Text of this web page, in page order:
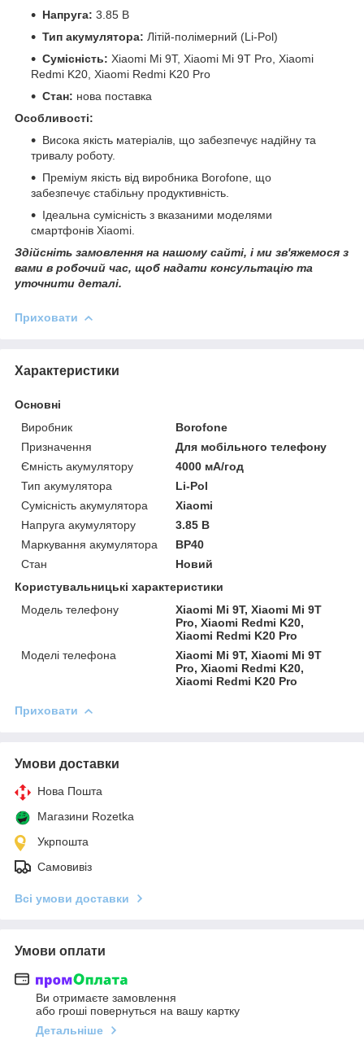
Напруга: 3.85 В
Тип акумулятора: Літій-полімерний (Li-Pol)
Сумісність: Xiaomi Mi 9T, Xiaomi Mi 9T Pro, Xiaomi
Redmi K20, Xiaomi Redmi K20 Pro
Стан: нова поставка
Особливості:
Висока якість матеріалів, що забезпечує надійну та
тривалу роботу.
Преміум якість від виробника Borofone, що
забезпечує стабільну продуктивність.
Ідеальна сумісність з вказаними моделями
смартфонів Xiaomi.
Здійсніть замовлення на нашому сайті, і ми зв'яжемося з
вами в робочий час, щоб надати консультацію та
уточнити деталі.
Приховати
Характеристики
Основні
Виробник
Borofone
Призначення
Для мобільного телефону
Ємність акумулятору
4000 мА/год
Тип акумулятора
Li-Pol
Сумісність акумулятора
Xiaomi
Напруга акумулятору
3.85 В
Маркування акумулятора
BP40
Стан
Новий
Користувальницькі характеристики
Модель телефону
Xiaomi Mi 9T, Xiaomi Mi 9T
Pro, Xiaomi Redmi K20,
Xiaomi Redmi K20 Pro
Моделі телефона
Xiaomi Mi 9T, Xiaomi Mi 9T
Pro, Xiaomi Redmi K20,
Xiaomi Redmi K20 Pro
Приховати
Умови доставки
Нова Пошта
Магазини Rozetka
Укрпошта
Самовивіз
Всі умови доставки
Умови оплати
Ви отримаєте замовлення
або гроші повернуться на вашу картку
Детальніше